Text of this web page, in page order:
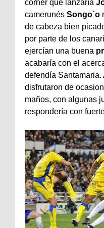
corner que lanzaría
camerunés Songo´o
de cabeza bien
por parte de los
ejercían una buena
acabaría con el
defendía Santamaria.
disfrutaron de
maños, con algunas
respondería con